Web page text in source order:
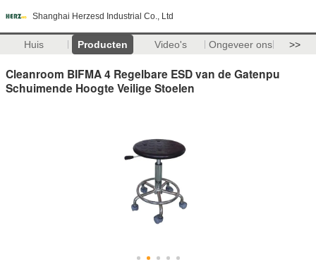
Shanghai Herzesd Industrial Co., Ltd
Huis Producten Video's Ongeveer ons >>
Cleanroom BIFMA 4 Regelbare ESD van de Gatenpu
Schuimende Hoogte Veilige Stoelen